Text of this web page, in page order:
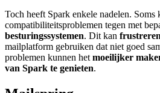
Toch heeft Spark enkele nadelen. Soms
compatibiliteitsproblemen tegen met
besturingssystemen. Dit kan
mailplatform gebruiken dat niet goed
problemen kunnen het moeilijker
van Spark te genieten.